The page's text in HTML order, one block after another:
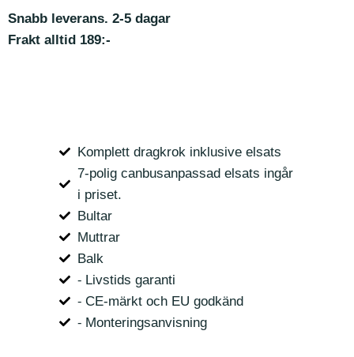
Snabb leverans. 2-5 dagar
Frakt alltid 189:-
Komplett dragkrok inklusive elsats
7-polig canbusanpassad elsats ingår
i priset.
Bultar
Muttrar
Balk
⁃ Livstids garanti
⁃ CE-märkt och EU godkänd
⁃ Monteringsanvisning